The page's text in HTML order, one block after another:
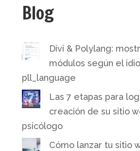
Blog
Divi & Polylang:
módulos según el
pll_language
Las 7 etapas para
creación de su sitio
psicólogo
Cómo lanzar tu sitio